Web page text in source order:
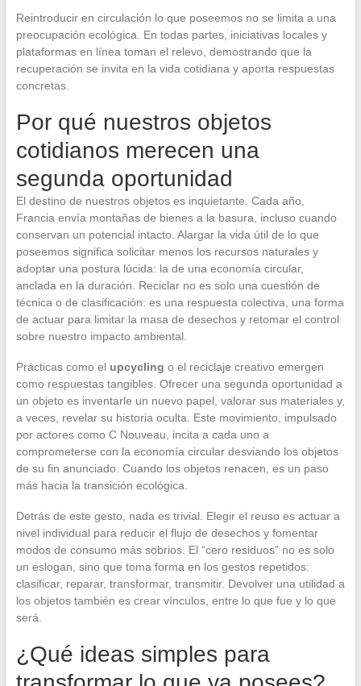
Reintroducir en circulación lo que poseemos no se limita a una
preocupación ecológica. En todas partes, iniciativas locales y
plataformas en línea toman el relevo, demostrando que la
recuperación se invita en la vida cotidiana y aporta respuestas
concretas.
Por qué nuestros objetos
cotidianos merecen una
segunda oportunidad
El destino de nuestros objetos es inquietante. Cada año,
Francia envía montañas de bienes a la basura, incluso cuando
conservan un potencial intacto. Alargar la vida útil de lo que
poseemos significa solicitar menos los recursos naturales y
adoptar una postura lúcida: la de una economía circular,
anclada en la duración. Reciclar no es solo una cuestión de
técnica o de clasificación: es una respuesta colectiva, una forma
de actuar para limitar la masa de desechos y retomar el control
sobre nuestro impacto ambiental.
Prácticas como el upcycling o el reciclaje creativo emergen
como respuestas tangibles. Ofrecer una segunda oportunidad a
un objeto es inventarle un nuevo papel, valorar sus materiales y,
a veces, revelar su historia oculta. Este movimiento, impulsado
por actores como C Nouveau, incita a cada uno a
comprometerse con la economía circular desviando los objetos
de su fin anunciado. Cuando los objetos renacen, es un paso
más hacia la transición ecológica.
Detrás de este gesto, nada es trivial. Elegir el reuso es actuar a
nivel individual para reducir el flujo de desechos y fomentar
modos de consumo más sobrios. El “cero residuos” no es solo
un eslogan, sino que toma forma en los gestos repetidos:
clasificar, reparar, transformar, transmitir. Devolver una utilidad a
los objetos también es crear vínculos, entre lo que fue y lo que
será.
¿Qué ideas simples para